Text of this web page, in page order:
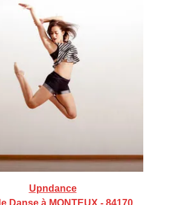
Upndance
Danse à MONTEUX - 84170